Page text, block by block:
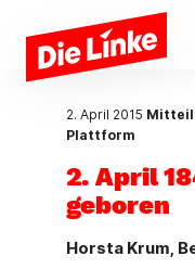
Zum Hauptinhalt springen
2. April 2015
Plattform
2. April
geboren
Horsta Krum,